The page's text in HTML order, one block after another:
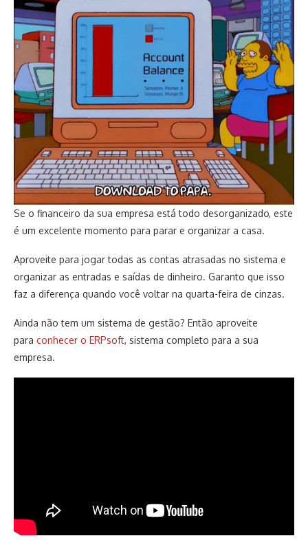
Se o financeiro da sua empresa está todo desorganizado, este
é um excelente momento para parar e organizar a casa.
Aproveite para jogar todas as contas atrasadas no sistema e
organizar as entradas e saídas de dinheiro. Garanto que isso
faz a diferença quando você voltar na quarta-feira de cinzas.
Ainda não tem um sistema de gestão? Então aproveite
para conhecer o ERPsoft, sistema completo para a sua
empresa.